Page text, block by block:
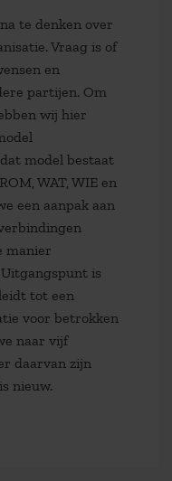
te denken over
Vraag is of
en
partijen. Om
wij hier
model bestaat
WAT, WIE en
een aanpak aan
manier
is
tot een
voor betrokken
naar vijf
daarvan zijn
nieuw.